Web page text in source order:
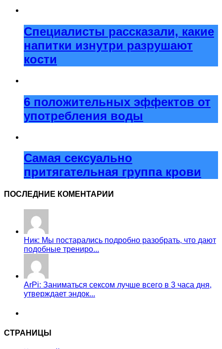
Специалисты рассказали, какие
напитки изнутри разрушают
кости
6 положительных эффектов от
употребления воды
Самая сексуально
притягательная группа крови
ПОСЛЕДНИЕ КОМЕНТАРИИ
Ник: Мы постарались подробно разобрать, что дают
подобные трениро...
ArPi: Заниматься сексом лучше всего в 3 часа дня,
утверждает эндок...
СТРАНИЦЫ